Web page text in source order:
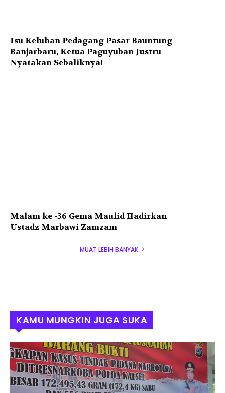
Isu Keluhan Pedagang Pasar Bauntung
Banjarbaru, Ketua Paguyuban Justru
Nyatakan Sebaliknya!
Malam ke -36 Gema Maulid Hadirkan
Ustadz Marbawi Zamzam
MUAT LEBIH BANYAK
KAMU MUNGKIN JUGA SUKA